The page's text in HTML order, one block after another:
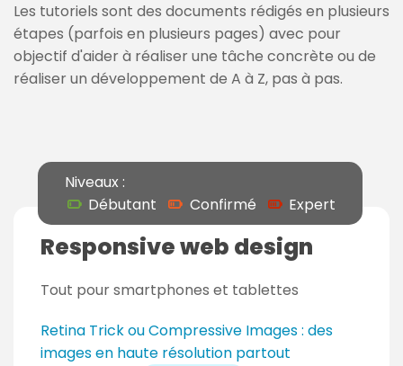
Les tutoriels sont des documents rédigés en plusieurs
étapes (parfois en plusieurs pages) avec pour
objectif d'aider à réaliser une tâche concrète ou de
réaliser un développement de A à Z, pas à pas.
Niveaux :
Débutant
Confirmé Expert
Responsive web design
Tout pour smartphones et tablettes
Retina Trick ou Compressive Images : des
images en haute résolution partout
N
i